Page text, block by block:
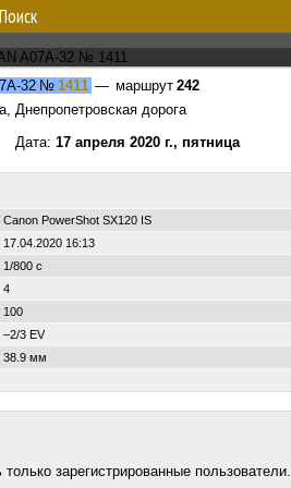
Поиск
32№ 1411 — маршрут 242
Днепропетровская дорога
17 апреля 2020 г., пятница
Canon PowerShot SX120 IS
17.04.2020 16:13
1/800 с
4
100
–2/3 EV
38.9 мм
зарегистрированные пользователи.